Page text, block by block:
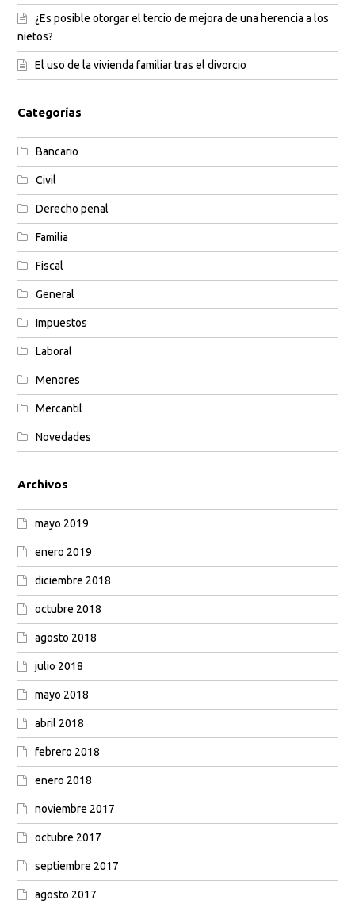
¿Es posible otorgar el tercio de mejora de una herencia a los
nietos?
El uso de la vivienda familiar tras el divorcio
Categorías
Bancario
Civil
Derecho penal
Familia
Fiscal
General
Impuestos
Laboral
Menores
Mercantil
Novedades
Archivos
mayo 2019
enero 2019
diciembre 2018
octubre 2018
agosto 2018
julio 2018
mayo 2018
abril 2018
febrero 2018
enero 2018
noviembre 2017
octubre 2017
septiembre 2017
agosto 2017